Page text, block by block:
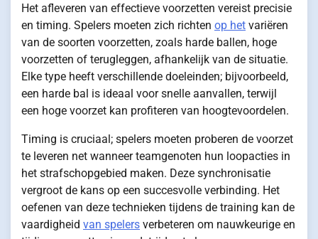
Het afleveren van effectieve voorzetten vereist precisie
en timing. Spelers moeten zich richten op het variëren
van de soorten voorzetten, zoals harde ballen, hoge
voorzetten of terugleggen, afhankelijk van de situatie.
Elke type heeft verschillende doeleinden; bijvoorbeeld,
een harde bal is ideaal voor snelle aanvallen, terwijl
een hoge voorzet kan profiteren van hoogtevoordelen.
Timing is cruciaal; spelers moeten proberen de voorzet
te leveren net wanneer teamgenoten hun loopacties in
het strafschopgebied maken. Deze synchronisatie
vergroot de kans op een succesvolle verbinding. Het
oefenen van deze technieken tijdens de training kan de
vaardigheid van spelers verbeteren om nauwkeurige en